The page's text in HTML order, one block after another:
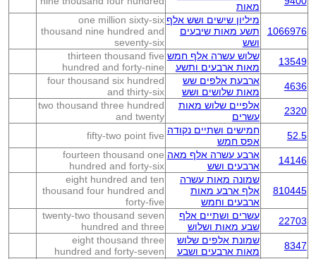
מאות
1066976
מיליון שישים ושש אלף
תשע מאות שיבעים
ושש
one million sixty-six
thousand nine hundred and
seventy-six
13549
שלוש עשרה אלף חמש
מאות ארבעים ותשע
thirteen thousand five
hundred and forty-nine
4636
ארבעת אלפים שש
מאות שלושים ושש
four thousand six hundred
and thirty-six
2320
אלפיים שלוש מאות
עשרים
two thousand three hundred
and twenty
52.5
חמישים ושתיים נקודה
אפס חמש
fifty-two point five
14146
ארבע עשרה אלף מאה
ארבעים ושש
fourteen thousand one
hundred and forty-six
810445
שמונה מאות עשרה
אלף ארבע מאות
ארבעים וחמש
eight hundred and ten
thousand four hundred and
forty-five
22703
עשרים ושתיים אלף
שבע מאות ושלוש
twenty-two thousand seven
hundred and three
8347
שמונת אלפים שלוש
מאות ארבעים ושבע
eight thousand three
hundred and forty-seven